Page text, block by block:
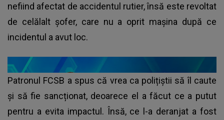
nefiind afectat de accidentul rutier, însă este revoltat
de celălalt șofer, care nu a oprit mașina după ce
incidentul a avut loc.
Patronul FCSB a spus că vrea ca polițiștii să îl caute
și să fie sancționat, deoarece el a făcut ce a putut
pentru a evita impactul. Însă, ce l-a deranjat a fost